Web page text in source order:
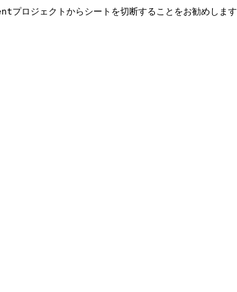
ロジェクトからシートを切断することをお勧めしま